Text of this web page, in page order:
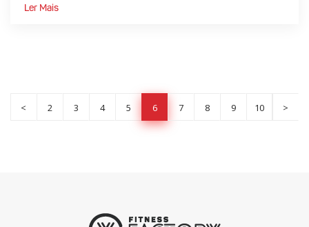
Ler Mais
< 2 3 4 5 6 7 8 9 10 >